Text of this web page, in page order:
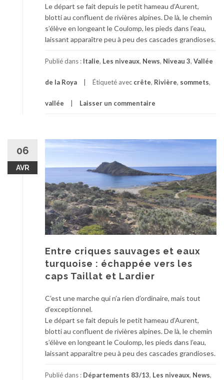
Le départ se fait depuis le petit hameau d’Aurent,
blotti au confluent de rivières alpines. De là, le chemin
s’élève en longeant le Coulomp, les pieds dans l’eau,
laissant apparaître peu à peu des cascades grandioses.
Publié dans : Italie, Les niveaux, News, Niveau 3, Vallée
de la Roya Étiqueté avec crête, Rivière, sommets,
vallée Laisser un commentaire
06
AVR
Entre criques sauvages et eaux
turquoise : échappée vers les
caps Taillat et Lardier
C’est une marche qui n’a rien d’ordinaire, mais tout
d’exceptionnel.
Le départ se fait depuis le petit hameau d’Aurent,
blotti au confluent de rivières alpines. De là, le chemin
s’élève en longeant le Coulomp, les pieds dans l’eau,
laissant apparaître peu à peu des cascades grandioses.
Publié dans : Départements 83/13, Les niveaux, News,